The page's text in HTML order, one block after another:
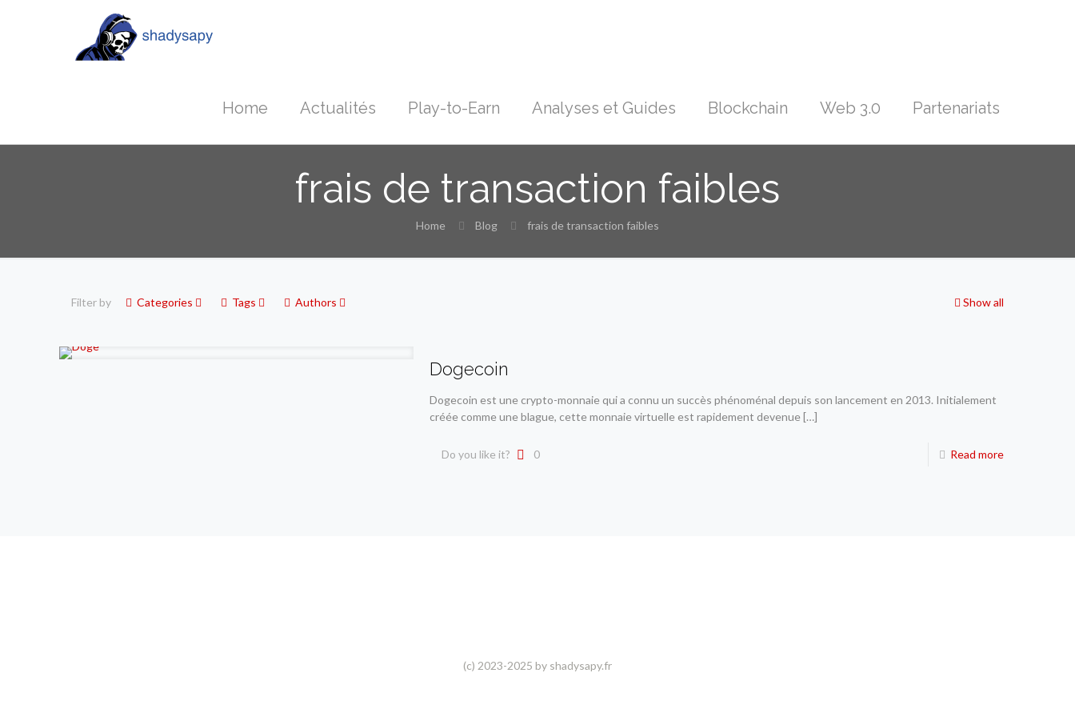
Home Actualités Play-to-Earn Analyses et Guides Blockchain Web 3.0 Partenariats
frais de transaction faibles
Home Blog frais de transaction faibles
Filter by Categories Tags Authors Show all
Dogecoin
Dogecoin est une crypto-monnaie qui a connu un succès phénoménal depuis son lancement en 2013. Initialement
créée comme une blague, cette monnaie virtuelle est rapidement devenue[…]
Do you like it? 0 Read more
(c) 2023-2025 by shadysapy.fr